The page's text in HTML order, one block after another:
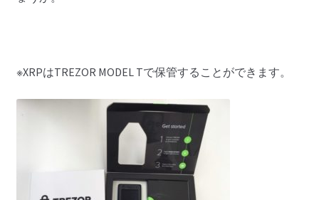
※XRPはTREZOR MODEL Tで保管することができます。